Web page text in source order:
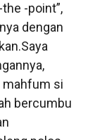
-point”,
dengan
mahfum si
bercumbu